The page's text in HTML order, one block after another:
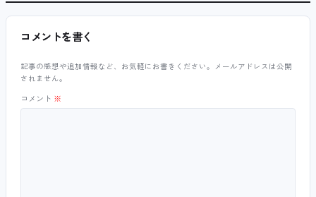
コメントを書く
記事の感想や追加情報など、お気軽にお書きください。メールアドレスは公開
されません。
コメント ※